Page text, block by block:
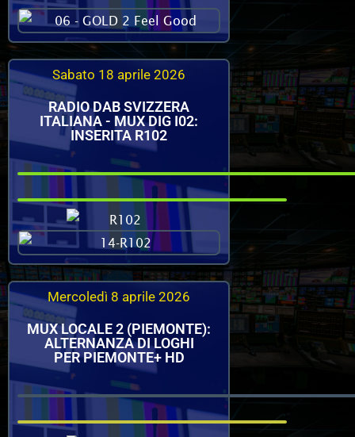
Sabato 18 aprile 2026
RADIO DAB SVIZZERA
ITALIANA - MUX DIG I02:
INSERITA R102
Mercoledì 8 aprile 2026
MUX LOCALE 2 (PIEMONTE):
ALTERNANZA DI LOGHI
PER PIEMONTE+ HD